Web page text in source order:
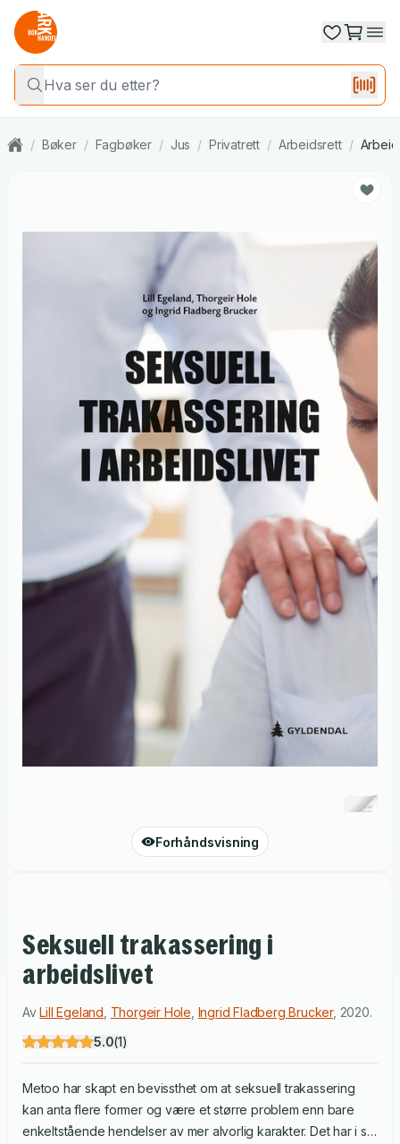
/ Bøker / Fagbøker / Jus / Privatrett / Arbeidsrett /
Forhåndsvisning
Seksuell trakassering i
arbeidslivet
AvLill Egeland Thorgeir Hole Ingrid Fladberg Brucker, 2020.
5.0(1)
Metoo har skapt en bevissthet om at seksuell trakassering
kan anta flere former og være et større problem enn bare
enkeltstående hendelser av mer alvorlig karakter. Det har i sin